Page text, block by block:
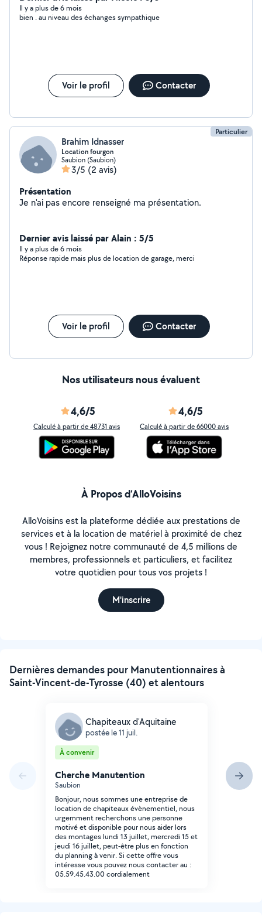
convivialité
Il y a plus de 6 mois
bien . au niveau des échanges sympathique
Voir le profil Contacter
Particulier
Brahim Idnasser
Location fourgon
Saubion (Saubion)
3/5 (2 avis)
Présentation
Je n'ai pas encore renseigné ma présentation.
Dernier avis laissé par Alain : 5/5
Il y a plus de 6 mois
Réponse rapide mais plus de location de garage, merci
Voir le profil Contacter
Nos utilisateurs nous évaluent
4,6/5
Calculé à partir de 48731 avis
4,6/5
Calculé à partir de 66000 avis
À Propos d’AlloVoisins
AlloVoisins est la plateforme dédiée aux prestations de
services et à la location de matériel à proximité de chez
vous ! Rejoignez notre communauté de 4,5 millions de
membres, professionnels et particuliers, et facilitez
votre quotidien pour tous vos projets !
M'inscrire
Dernières demandes pour Manutentionnaires à
Saint-Vincent-de-Tyrosse (40) et alentours
Chapiteaux d'Aquitaine
postée le 11 juil.
À convenir
Cherche Manutention
Saubion
Bonjour, nous sommes une entreprise de
location de chapiteaux évènementiel, nous
urgemment recherchons une personne
motivé et disponible pour nous aider lors
des montages lundi 13 juillet, mercredi 15 et
jeudi 16 juillet, peut-être plus en fonction
du planning à venir. Si cette offre vous
intéresse vous pouvez nous contacter au :
05.59.45.43.00 cordialement